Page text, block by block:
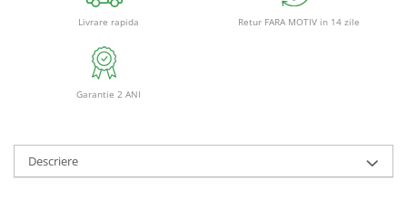
Livrare rapida Retur FARA MOTIV in 14 zile
Garantie 2 ANI
Descriere